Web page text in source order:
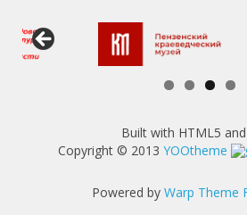
Built with HTML5 and
Copyright © 2013 YOOtheme
Powered by Warp Theme